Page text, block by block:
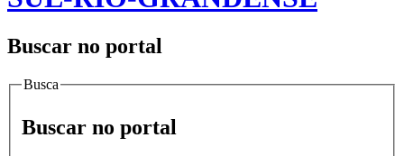
Buscar no portal
Busca
Buscar no portal